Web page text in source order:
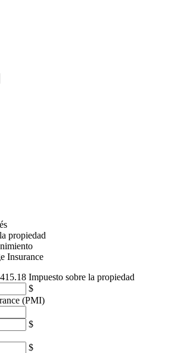
propiedad
Insurance
Impuesto sobre la propiedad
(PMI)